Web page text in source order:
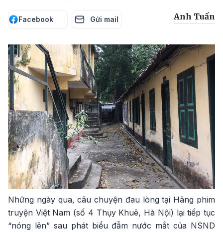
Facebook Gửi mail Anh Tuấn
Những ngày qua, câu chuyện đau lòng tại Hãng phim
truyện Việt Nam (số 4 Thụy Khuê, Hà Nội) lại tiếp tục
“nóng lên” sau phát biểu đẫm nước mắt của NSND